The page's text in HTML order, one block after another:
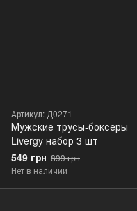
Артикул: Д0271
Мужские трусы-боксеры
Livergy набор 3 шт
549 грн 899 грн
Нет в наличии